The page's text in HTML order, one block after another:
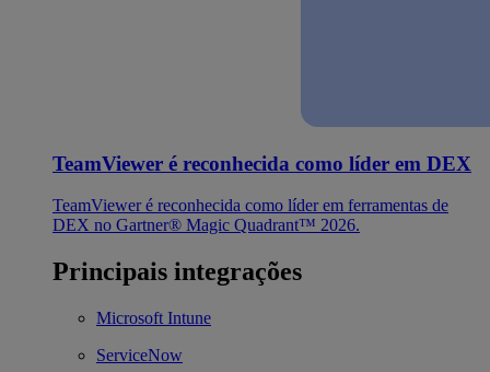
TeamViewer é reconhecida como líder em DEX
TeamViewer é reconhecida como líder em ferramentas de
DEX no Gartner® Magic Quadrant™ 2026.
Principais integrações
Microsoft Intune
ServiceNow